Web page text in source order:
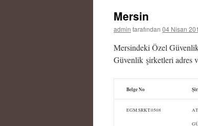
Mersin
admin tarafından 04 Nisan
Mersindeki Özel
Güvenlik şirketleri adres
Belge No
EGM.SRKT.0508